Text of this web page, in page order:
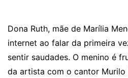
Dona Ruth, mãe de Marília
internet ao falar da primeira
sentir saudades. O menino é
da artista com o cantor